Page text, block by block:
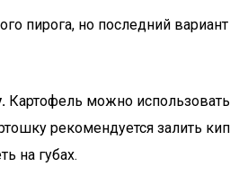
пирога, но последний
Картофель можно
рекомендуется залить
на губах.